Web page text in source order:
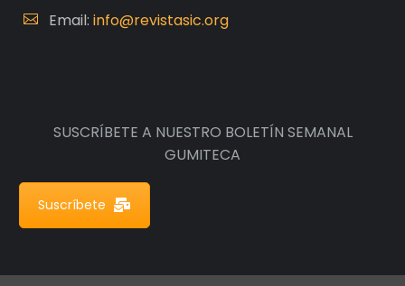
Email: info@revistasic.org
SUSCRÍBETE A NUESTRO BOLETÍN SEMANAL
GUMITECA
Suscríbete